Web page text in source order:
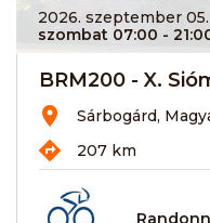
2026. szeptember 05.
szombat 07:00 -
BRM200 - X.
Sárbogárd,
207 km